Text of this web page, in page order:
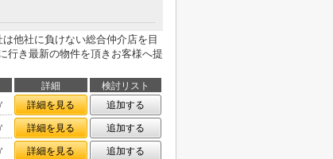
他社に負けない総合仲介店を目
行き最新の物件を頂きお客様へ提
詳細
検討リスト
詳細を見る
追加する
詳細を見る
追加する
詳細を見る 追加する